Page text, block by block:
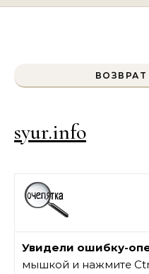
syur.info
Увидели ошибку-
мышкой и нажмите